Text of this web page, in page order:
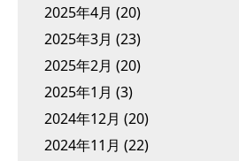
2025年4月 (20)
2025年3月 (23)
2025年2月 (20)
2025年1月 (3)
2024年12月 (20)
2024年11月 (22)